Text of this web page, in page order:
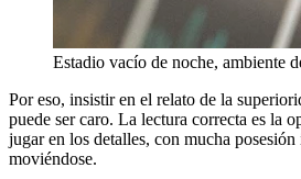
Estadio vacío de noche, ambiente
Por eso, insistir en el relato de la
puede ser caro. La lectura correcta es la
jugar en los detalles, con mucha
moviéndose.